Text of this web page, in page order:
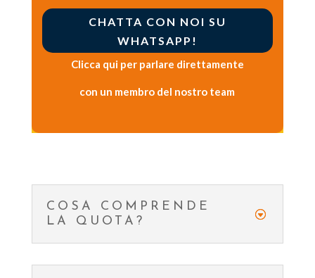
CHATTA CON NOI SU
WHATSAPP!
Clicca qui per parlare direttamente
con un membro del nostro team
COSA COMPRENDE
LA QUOTA?